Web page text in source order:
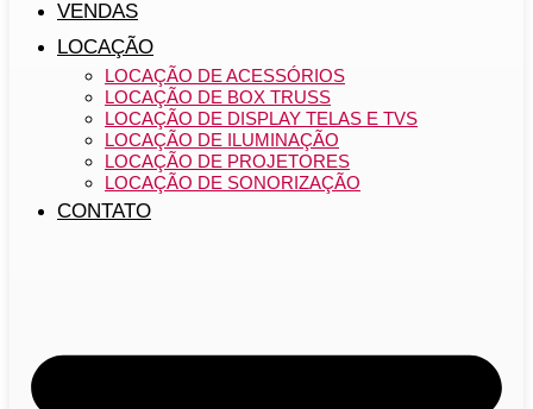
VENDAS
LOCAÇÃO
LOCAÇÃO DE ACESSÓRIOS
LOCAÇÃO DE BOX TRUSS
LOCAÇÃO DE DISPLAY TELAS E TVS
LOCAÇÃO DE ILUMINAÇÃO
LOCAÇÃO DE PROJETORES
LOCAÇÃO DE SONORIZAÇÃO
CONTATO